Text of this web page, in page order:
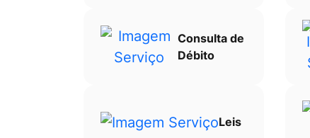
Consulta de
Débito
Leis